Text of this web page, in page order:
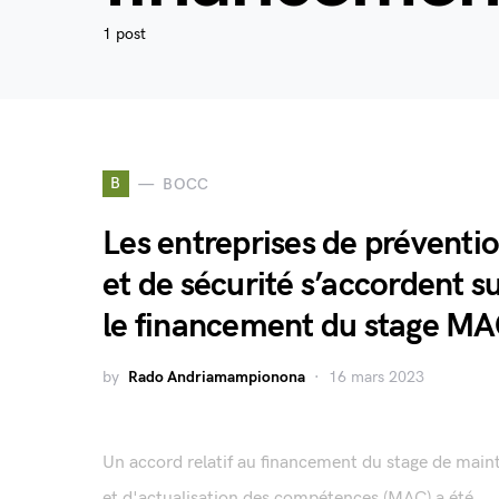
1 post
B BOCC
Les entreprises de
et de sécurité s’accordent
le financement du stage
by Rado Andriamampionona 16 mars 2023
Un accord relatif au financement du stage de